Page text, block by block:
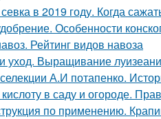
в 2019 году. Когда
Особенности
Рейтинг видов навоза
уход. Выращивание
А.И потапенко.
в саду и огороде.
по применению.